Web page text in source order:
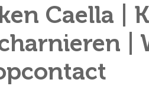
Caella |
|